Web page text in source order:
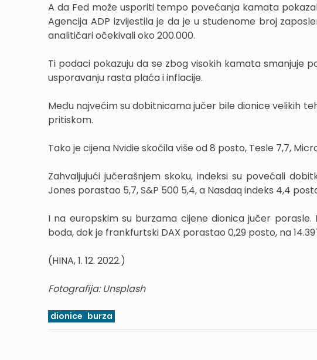
A da Fed može usporiti tempo povećanja kamata
Agencija ADP izvijestila je da je u studenome broj
analitičari očekivali oko 200.000.
Ti podaci pokazuju da se zbog visokih kamata smanjuje
usporavanju rasta plaća i inflacije.
Među najvećim su dobitnicama jučer bile dionice velikih
pritiskom.
Tako je cijena Nvidie skočila više od 8 posto, Tesle 7,7,
Zahvaljujući jučerašnjem skoku, indeksi su povećali
Jones porastao 5,7, S&P 500 5,4, a Nasdaq indeks 4,4
I na europskim su burzama cijene dionica jučer porasle.
boda, dok je frankfurtski DAX porastao 0,29 posto, na
(HINA, 1. 12. 2022.)
Fotografija: Unsplash
dionice burza